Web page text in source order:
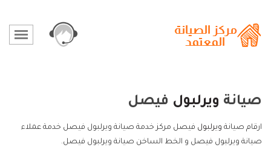
صيانة ويرلبول فيصل
ارقام صيانة ويرلبول فيصل مركز خدمة صيانة ويرلبول فيصل خدمة عملاء
صيانة ويرلبول فيصل و الخط الساخن صيانة ويرلبول فيصل.